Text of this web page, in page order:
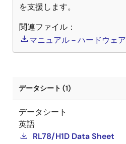
を支援します。
関連ファイル：
マニュアル－ハードウェア
データシート (1)
データシート
英語
RL78/H1D Data Sheet